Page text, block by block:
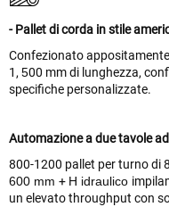
- Pallet di corda in stile
Confezionato
1, 500 mm di lunghezza,
specifiche personalizzate.
Automazione a due tavole
800-1200 pallet per turno di
600 mm + H idraulico
un elevato throughput con